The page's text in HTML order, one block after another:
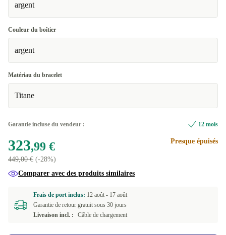
argent
Couleur du boîtier
argent
Matériau du bracelet
Titane
Garantie incluse du vendeur : 12 mois
323,99 €
449,00 € (-28%)
Presque épuisés
Comparer avec des produits similaires
Frais de port inclus: 12 août - 17 août
Garantie de retour gratuit sous 30 jours
Livraison incl. :
Câble de chargement